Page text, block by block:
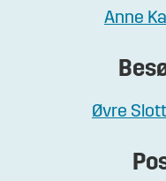
Anne
Øvre